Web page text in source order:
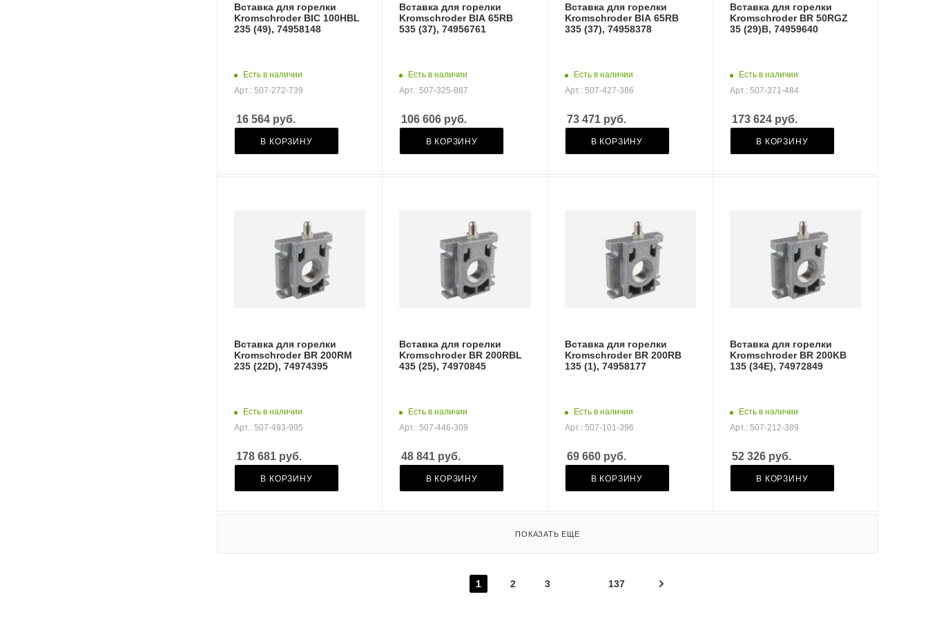
Вставка для горелки
Kromschroder BIC 100HBL
235 (49), 74958148
Есть в наличии
Арт.: 507-272-739
16 564 руб.
В КОРЗИНУ
Вставка для горелки
Kromschroder BIA 65RB
535 (37), 74956761
Есть в наличии
Арт.: 507-325-887
106 606 руб.
В КОРЗИНУ
Вставка для горелки
Kromschroder BIA 65RB
335 (37), 74958378
Есть в наличии
Арт.: 507-427-386
73 471руб.
В КОРЗИНУ
Вставка для горелки
Kromschroder BR 50RGZ
35 (29)B, 74959640
Есть в наличии
Арт.: 507-371-484
173 624руб.
В КОРЗИНУ
Вставка для горелки
Kromschroder BR 200RM
235 (22D), 74974395
Есть в наличии
Арт.: 507-493-995
178 681 руб.
В КОРЗИНУ
Вставка для горелки
Kromschroder BR 200RBL
435 (25), 74970845
Есть в наличии
Арт.: 507-446-309
48 841 руб.
В КОРЗИНУ
Вставка для горелки
Kromschroder BR 200RB
135 (1), 74958177
Есть в наличии
Арт.: 507-101-396
69 660руб.
В КОРЗИНУ
Вставка для горелки
Kromschroder BR 200KB
135 (34E), 74972849
Есть в наличии
Арт.: 507-212-389
52 326руб.
В КОРЗИНУ
ПОКАЗАТЬ ЕЩЕ
1 2 3 137